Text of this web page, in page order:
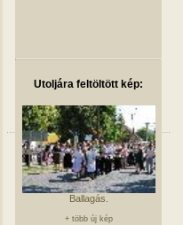
Utoljára feltöltött kép:
Ballagás.
+ több új kép